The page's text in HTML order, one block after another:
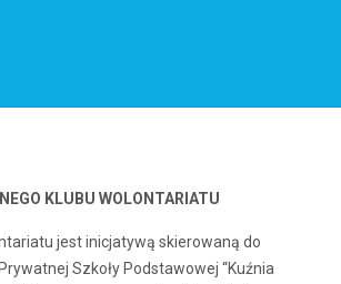
KLUBU WOLONTARIATU
jest inicjatywą skierowaną do
Szkoły Podstawowej “Kuźnia